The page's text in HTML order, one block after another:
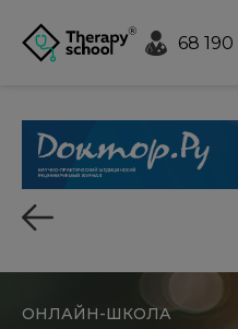
68 190
ОНЛАЙН-ШКОЛА